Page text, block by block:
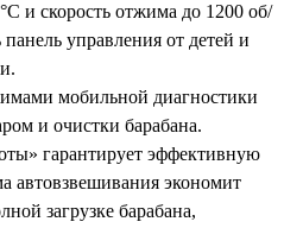
и скорость отжима до 1200 об/
управления от детей и
мобильной диагностики
и очистки барабана.
гарантирует эффективную
автовзвешивания экономит
загрузке барабана,